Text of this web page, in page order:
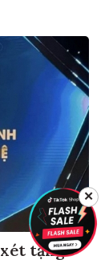
tặng
✕